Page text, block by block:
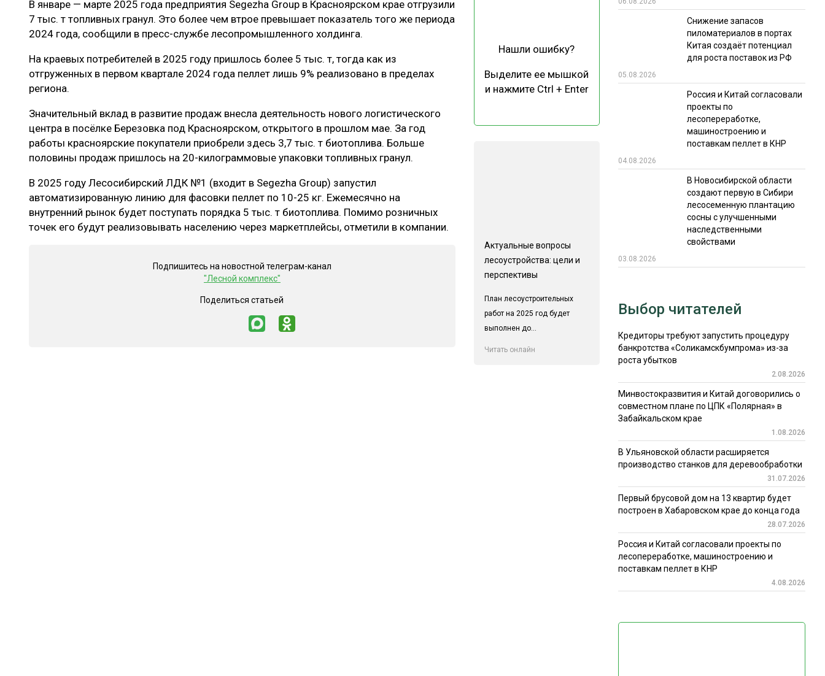
ЛЕСОВОССТАНОВЛЕНИЕ И ЗАЩИТА
ЛОГИСТИКА
ЦБП
СУШКА ДРЕВЕСИНЫ РЫНОК
ОТРАСЛЕВАЯ ДИСКУССИЯ
ЭКСПЕРТНОЕ МНЕНИЕ
КАЛЕНДАРЬ ВЫСТАВОК ИТОГИ МЕРОПРИЯТИЙ
В январе — марте 2025 года предприятия Segezha Group в Красноярском крае отгрузили
7 тыс. т топливных гранул. Это более чем втрое превышает показатель того же периода
2024 года, сообщили в пресс-службе лесопромышленного холдинга.
На краевых потребителей в 2025 году пришлось более 5 тыс. т, тогда как из
отгруженных в первом квартале 2024 года пеллет лишь 9% реализовано в пределах
региона.
Значительный вклад в развитие продаж внесла деятельность нового логистического
центра в посёлке Березовка под Красноярском, открытого в прошлом мае. За год
работы красноярские покупатели приобрели здесь 3,7 тыс. т биотоплива. Больше
половины продаж пришлось на 20-килограммовые упаковки топливных гранул.
В 2025 году Лесосибирский ЛДК №1 (входит в Segezha Group) запустил
автоматизированную линию для фасовки пеллет по 10-25 кг. Ежемесячно на
внутренний рынок будет поступать порядка 5 тыс. т биотоплива. Помимо розничных
точек его будут реализовывать населению через маркетплейсы, отметили в компании.
Подпишитесь на новостной телеграм-канал
"Лесной комплекс"
Поделиться статьей
Нашли ошибку?
Выделите ее мышкой
и нажмите Ctrl + Enter
Актуальные вопросы
лесоустройства: цели и
перспективы
План лесоустроительных
работ на 2025 год будет
выполнен до...
Читать онлайн
Снижение запасов
пиломатериалов в портах
Китая создаёт потенциал
для роста поставок из РФ
05.08.2026
Россия и Китай согласовали
проекты по
лесопереработке,
машиностроению и
поставкам пеллет в КНР
04.08.2026
В Новосибирской области
создают первую в Сибири
лесосеменную плантацию
сосны с улучшенными
наследственными
свойствами
03.08.2026
Выбор читателей
Кредиторы требуют запустить процедуру
банкротства «Соликамскбумпрома» из-за
роста убытков
2.08.2026
Минвостокразвития и Китай договорились о
совместном плане по ЦПК «Полярная» в
Забайкальском крае
1.08.2026
В Ульяновской области расширяется
производство станков для деревообработки
31.07.2026
Первый брусовой дом на 13 квартир будет
построен в Хабаровском крае до конца года
28.07.2026
Россия и Китай согласовали проекты по
лесопереработке, машиностроению и
поставкам пеллет в КНР
4.08.2026